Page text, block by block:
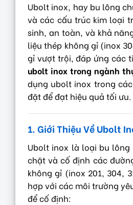
Ubolt inox, hay bu lông
và các cấu trúc kim loại
sinh, an toàn, và khả
liệu thép không gỉ (inox
gỉ vượt trội, đáp ứng các
ubolt inox trong ngành
dụng ubolt inox trong
đặt để đạt hiệu quả tối ưu.
1. Giới Thiệu Về Ubolt
Ubolt inox là loại bu
chặt và cố định các
không gỉ (inox 201, 304,
hợp với các môi trường
để cố định: